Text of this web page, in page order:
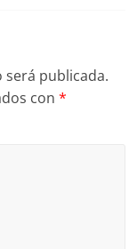
publicada.
con*